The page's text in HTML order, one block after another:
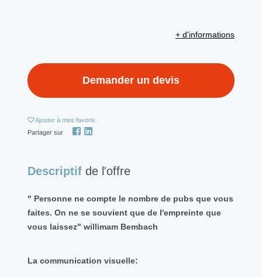
+ d'informations
Demander un devis
Ajouter à mes favoris
Partager sur
Descriptif de l'offre
" Personne ne compte le nombre de pubs que vous
faites. On ne se souvient que de l'empreinte que
vous laissez" willimam Bembach
La communication visuelle: